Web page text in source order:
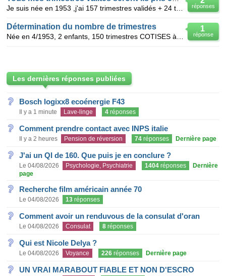
réponses
1
réponse
Détermination du nombre de trimestres
Les dernières réponses publiées
Bosch logixx8 ecoénergie F43
Il y a 1 minute Lave-linge 4 réponses
Comment prendre contact avec INPS italie
Il y a 2 heures Pension de réversion 74 réponses Dernière page
J'ai un QI de 160. Que puis je en conclure ?
Le 04/08/2026 Psychologie, Psychiatrie 1404 réponses
Dernière
page
Recherche film américain année 70
Le 04/08/2026 13 réponses
Comment avoir un renduvous de la consulat d'oran
Le 04/08/2026 Consulat 8 réponses
Qui est Nicole Delya ?
Le 04/08/2026 Voyance 226 réponses Dernière page
UN VRAI MARABOUT FIABLE ET NON D'ESCRO